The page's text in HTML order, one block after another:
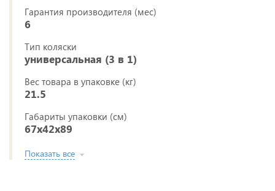
Гарантия производителя (мес)
6
Тип коляски
универсальная (3 в 1)
Вес товара в упаковке (кг)
21.5
Габариты упаковки (см)
67x42x89
Показать все